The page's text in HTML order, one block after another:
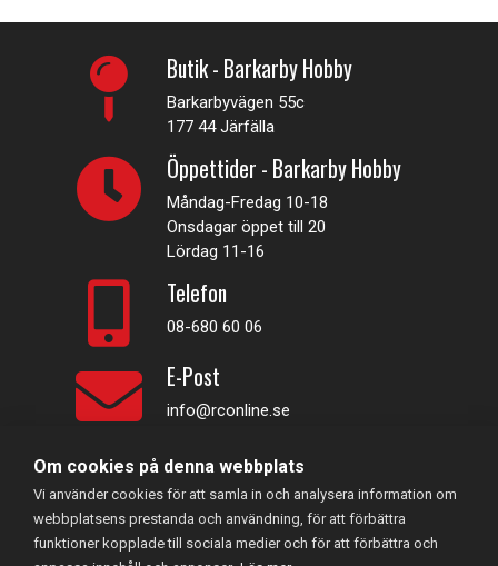
Butik - Barkarby Hobby
Barkarbyvägen 55c
177 44 Järfälla
Öppettider - Barkarby Hobby
Måndag-Fredag 10-18
Onsdagar öppet till 20
Lördag 11-16
Telefon
08-680 60 06
E-Post
info@rconline.se
Garanti och reklamation
Frakt och köpevillkor
Integritetspolicy
Kontakta oss
Om cookies på denna webbplats
Vi använder cookies för att samla in och analysera information om
webbplatsens prestanda och användning, för att förbättra
funktioner kopplade till sociala medier och för att förbättra och